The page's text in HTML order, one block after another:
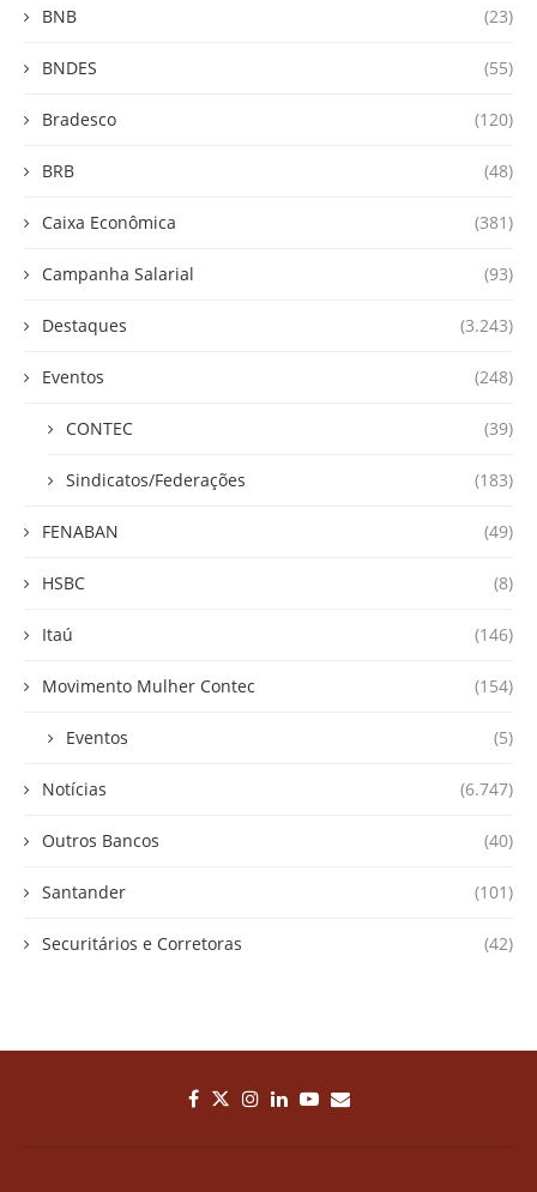
BNB (23)
BNDES (55)
Bradesco (120)
BRB (48)
Caixa Econômica (381)
Campanha Salarial (93)
Destaques (3.243)
Eventos (248)
CONTEC (39)
Sindicatos/Federações (183)
FENABAN (49)
HSBC (8)
Itaú (146)
Movimento Mulher Contec (154)
Eventos (5)
Notícias (6.747)
Outros Bancos (40)
Santander (101)
Securitários e Corretoras (42)